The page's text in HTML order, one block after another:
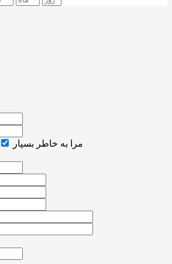
مرا به خاطر بسپار